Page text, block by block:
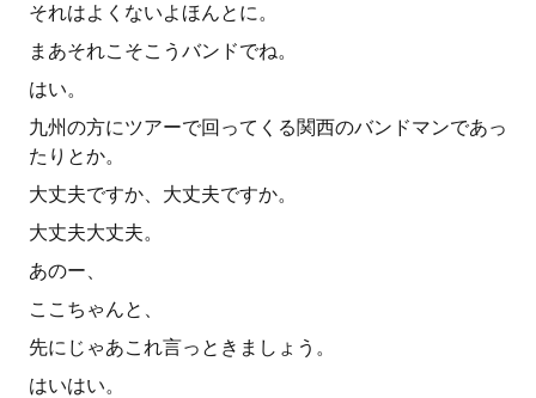
それはよくないよほんとに。
まあそれこそこうバンドでね。
はい。
九州の方にツアーで回ってくる関西のバンドマンであっ
たりとか。
大丈夫ですか、大丈夫ですか。
大丈夫大丈夫。
あのー、
ここちゃんと、
先にじゃあこれ言っときましょう。
はいはい。